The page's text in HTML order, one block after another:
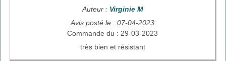
Auteur : Virginie M
Avis posté le : 07-04-2023
Commande du : 29-03-2023
très bien et résistant